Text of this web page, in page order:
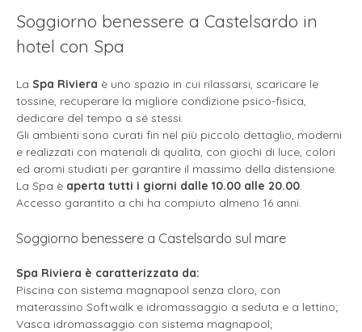
Soggiorno benessere a Castelsardo in
hotel con Spa
La Spa Riviera è uno spazio in cui rilassarsi, scaricare le
tossine, recuperare la migliore condizione psico-fisica,
dedicare del tempo a sé stessi.
Gli ambienti sono curati fin nel più piccolo dettaglio, moderni
e realizzati con materiali di qualità, con giochi di luce, colori
ed aromi studiati per garantire il massimo della distensione.
La Spa è aperta tutti i giorni dalle 10.00 alle 20.00.
Accesso garantito a chi ha compiuto almeno 16 anni.
Soggiorno benessere a Castelsardo sul mare
Spa Riviera è caratterizzata da:
Piscina con sistema magnapool senza cloro, con
materassino Softwalk e idromassaggio a seduta e a lettino;
Vasca idromassaggio con sistema magnapool;